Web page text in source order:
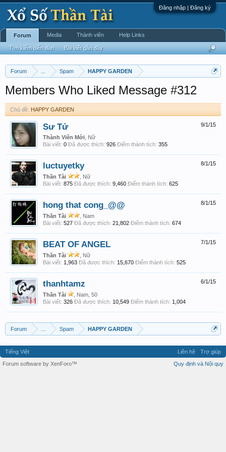
Đăng nhập | Đăng ký
Forum Spam HAPPY GARDEN
Members Who Liked Message #312
Chủ đề: HAPPY GARDEN
9/1/15
Sư Tử
Thành Viên Mới , Nữ
Bài viết: 0 Đã được thích: 926 Điểm thành tích: 355
8/1/15
luctuyetky
Thần Tài
, Nữ
Bài viết: 875 Đã được thích: 9,460 Điểm thành tích: 625
8/1/15
hong that cong_@@
Thần Tài
, Nam
Bài viết: 527 Đã được thích: 21,802 Điểm thành tích: 674
7/1/15
BEAT OF ANGEL
Thần Tài
, Nữ
Bài viết: 1,963 Đã được thích: 15,670 Điểm thành tích: 525
6/1/15
thanhtamz
Thần Tài
, Nam, 50
Bài viết: 326 Đã được thích: 10,549 Điểm thành tích: 1,004
Forum Spam HAPPY GARDEN
Forum
Tìm kiếm diễn đàn Bài viết gần đây
Media Thành viên Help Links
Tiếng Việt Liên hệ
Trợ giúp
Quy định và Nội quy
Forum software by XenForo™